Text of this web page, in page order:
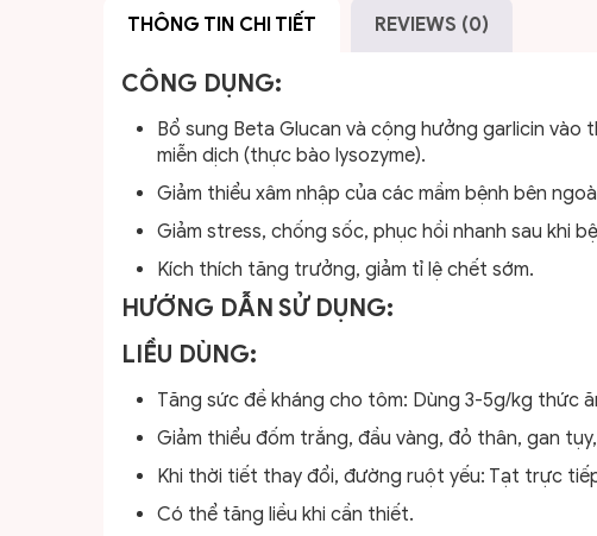
THÔNG TIN CHI TIẾT REVIEWS (0)
CÔNG DỤNG:
Bổ sung Beta Glucan và cộng hưởng garlicin
miễn dịch (thực bào lysozyme).
Giảm thiểu xâm nhập của các mầm bệnh bên
Giảm stress, chống sốc, phục hồi nhanh sau khi
Kích thích tăng trưởng, giảm tỉ lệ chết sớm.
HƯỚNG DẪN SỬ DỤNG:
LIỀU DÙNG:
Tăng sức đề kháng cho tôm: Dùng 3-5g/kg thức
Giảm thiểu đốm trắng, đầu vàng, đỏ thân, gan
Khi thời tiết thay đổi, đường ruột yếu: Tạt trực
Có thể tăng liều khi cần thiết.